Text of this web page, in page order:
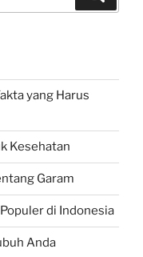
yang Harus
Kesehatan
Garam
di Indonesia
Anda